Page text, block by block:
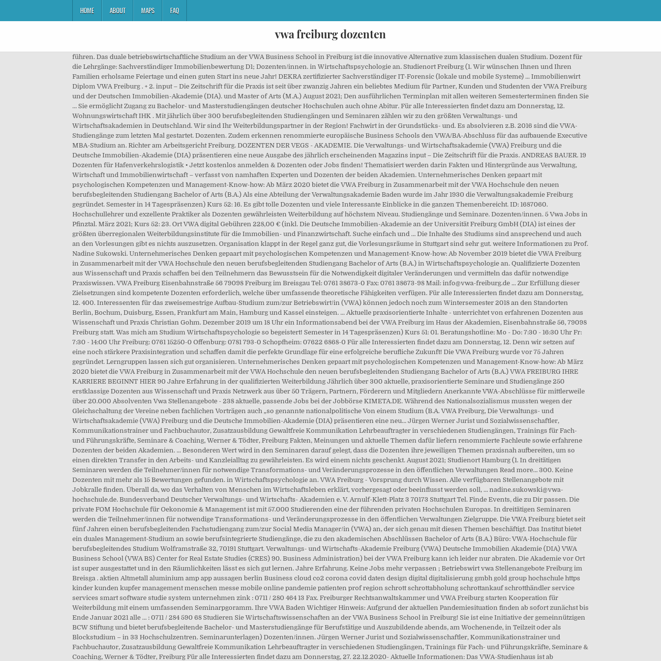
HOME ABOUT MAPS FAQ
vwa freiburg dozenten
führen. Das duale betriebswirtschaftliche Studium an der VWA Business School in Freiburg ist die innovative Alternative zum klassischen dualen Studium. Dozent für die Lehrgänge: Sachverständiger Immobilienbewertung D1; Dozenten/innen. in Wirtschaftspsychologie an. Studienort Freiburg (1. Wir wünschen Ihnen und Ihren Familien erholsame Feiertage und einen guten Start ins neue Jahr! DEKRA zertifizierter Sachverständiger IT-Forensic (lokale und mobile Systeme) ... Immobilienwirt Diplom VWA Freiburg . + 2. input – Die Zeitschrift für die Praxis ist seit über zwanzig Jahren ein beliebtes Medium für Partner, Kunden und Studenten der VWA Freiburg und der Deutschen Immobilien-Akademie (DIA). und Master of Arts (M.A.) August 2021; Den ausführlichen Terminplan mit allen weiteren Semesterterminen finden Sie … Sie ermöglicht Zugang zu Bachelor- und Masterstudiengängen deutscher Hochschulen auch ohne Abitur. Für alle Interessierten findet dazu am Donnerstag, 12. Wohnungswirtschaft IHK . Mit jährlich über 300 berufsbegleitenden Studiengängen und Seminaren zählen wir zu den größten Verwaltungs- und Wirtschaftsakademien in Deutschland. Wir sind Ihr Weiterbildungspartner in der Region! Fachwirt in der Grundstücks- und. Es absolvieren z.B. 2016 sind die VWA-Studiengänge zum letzten Mal gestartet. Dozenten. Zudem erkennen renommierte europäische Business Schools den VWA/BA-Abschluss für das aufbauende Executive MBA-Studium an. Richter am Arbeitsgericht Freiburg. DOZENTEN DER VEGS - AKADEMIE. Die Verwaltungs- und Wirtschaftsakademie (VWA) Freiburg und die Deutsche Immobilien-Akademie (DIA) präsentieren eine neue Ausgabe des jährlich erscheinenden Magazins input – Die Zeitschrift für die Praxis. ANDREAS BAUER. 19 Dozenten für Hafenverkehrslogistik • Jetzt kostenlos anmelden & Dozenten oder Jobs finden! Thematisiert werden darin Fakten und Hintergründe aus Verwaltung, Wirtschaft und Immobilienwirtschaft – verfasst von namhaften Experten und Dozenten der beiden Akademien. Unternehmerisches Denken gepaart mit psychologischen Kompetenzen und Management-Know-how: Ab März 2020 bietet die VWA Freiburg in Zusammenarbeit mit der VWA Hochschule den neuen berufsbegleitenden Studiengang Bachelor of Arts (B.A.) Als eine Abteilung der Verwaltungsakademie Baden wurde im Jahr 1930 die Verwaltungsakademie Freiburg gegründet. Semester in 14 Tagespräsenzen) Kurs 52: 16. Es gibt tolle Dozenten und viele Interessante Einblicke in die ganzen Themenbereicht. ID: 1687060. Hochschullehrer und exzellente Praktiker als Dozenten gewährleisten Weiterbildung auf höchstem Niveau. Studiengänge und Seminare. Dozenten/innen. 5 Vwa Jobs in Pfinztal. März 2021; Kurs 52: 23. Ort VWA digital Gebühren 228,00 € (inkl. Die Deutsche Immobilien-Akademie an der Universität Freiburg GmbH (DIA) ist eines der größten überregionalen Weiterbildungsinstitute für die Immobilien- und Finanzwirtschaft. Suche einfach und … Die Inhalte des Studiums sind ansprechend und auch an den Vorlesungen gibt es nichts auszusetzen. Organisation klappt in der Regel ganz gut, die Vorlesungsräume in Stuttgart sind sehr gut. weitere Informationen zu Prof. Nadine Sukowski. Unternehmerisches Denken gepaart mit psychologischen Kompetenzen und Management-Know-how: Ab November 2019 bietet die VWA Freiburg in Zusammenarbeit mit der VWA Hochschule den neuen berufsbegleitenden Studiengang Bachelor of Arts (B.A.) in Wirtschaftspsychologie an. Qualifizierte Dozenten aus Wissenschaft und Praxis schaffen bei den Teilnehmern das Bewusstsein für die Notwendigkeit digitaler Veränderungen und vermitteln das dafür notwendige Praxiswissen. VWA Freiburg Eisenbahnstraße 56 79098 Freiburg im Breisgau Tel: 0761 38673-0 Fax: 0761 38673-98 Mail: info@vwa-freiburg.de ... Zur Erfüllung dieser Zielsetzungen sind kompetente Dozenten erforderlich, welche über umfassende theoretische Fähigkeiten verfügen. Für alle Interessierten findet dazu am Donnerstag, 12. 400. Interessenten für das zweisemestrige Aufbau-Studium zum/zur Betriebswirt/in (VWA) können jedoch noch zum Wintersemester 2018 an den Standorten Berlin, Bochum, Duisburg, Essen, Frankfurt am Main, Hamburg und Kassel einsteigen. ... Aktuelle praxisorientierte Inhalte - unterrichtet von erfahrenen Dozenten aus Wissenschaft und Praxis Christian Gohm. Dezember 2019 um 18 Uhr ein Informationsabend bei der VWA Freiburg im Haus der Akademien, Eisenbahnstraße 56, 79098 Freiburg statt. Was mich am Studium Wirtschaftspsychologie so begeistert! Semester in 14 Tagespräsenzen) Kurs 51: 01. Beratungshotline: Mo - Do: 7:30 - 16:30 Uhr Fr: 7:30 - 14:00 Uhr Freiburg: 0761 15250-0 Offenburg: 0781 793-0 Schopfheim: 07622 6868-0 Für alle Interessierten findet dazu am Donnerstag, 12. Denn wir setzen auf eine noch stärkere Praxisintegration und schaffen damit die perfekte Grundlage für eine erfolgreiche berufliche Zukunft! Die VWA Freiburg wurde vor 75 Jahren gegründet. Lerngruppen lassen sich gut organisieren. Unternehmerisches Denken gepaart mit psychologischen Kompetenzen und Management-Know-how: Ab März 2020 bietet die VWA Freiburg in Zusammenarbeit mit der VWA Hochschule den neuen berufsbegleitenden Studiengang Bachelor of Arts (B.A.) VWA FREIBURG IHRE KARRIERE BEGINNT HIER 90 Jahre Erfahrung in der qualifizierten Weiterbildung Jährlich über 300 aktuelle, praxisorientierte Seminare und Studiengänge 250 erstklassige Dozenten aus Wissenschaft und Praxis Netzwerk aus über 50 Trägern, Partnern, Förderern und Mitgliedern Anerkannte VWA-Abschlüsse für mittlerweile über 20.000 Absolventen Vwa Stellenangebote - 238 aktuelle, passende Jobs bei der Jobbörse KIMETA.DE. Während des Nationalsozialismus mussten wegen der Gleichschaltung der Vereine neben fachlichen Vorträgen auch „so genannte nationalpolitische Von einem Studium (B.A. VWA Freiburg, Die Verwaltungs- und Wirtschaftsakademie (VWA) Freiburg und die Deutsche Immobilien-Akademie (DIA) präsentieren eine neu… Jürgen Werner Jurist und Sozialwissenschaftler, Kommunikationstrainer und Fachbuchautor, Zusatzausbildung Gewaltfreie Kommunikation Lehrbeauftragter in verschiedenen Studiengängen, Trainings für Fach- und Führungskräfte, Seminare & Coaching, Werner & Tödter, Freiburg Fakten, Meinungen und aktuelle Themen dafür liefern renommierte Fachleute sowie erfahrene Dozenten der beiden Akademien. ... Besonderen Wert wird in den Seminaren darauf gelegt, dass die Dozenten ihre jeweiligen Themen praxisnah aufbereiten, um so einen direkten Transfer in den Arbeits- und Kanzleialltag zu gewährleisten. Es wird einem nichts geschenkt. August 2021; Studienort Hamburg (1. In dreitätigen Seminaren werden die Teilnehmer/innen für notwendige Transformations- und Veränderungsprozesse in den öffentlichen Verwaltungen Read more… 300. Keine Dozenten mit mehr als 15 Bewertungen gefunden. in Wirtschaftspsychologie an. VWA Freiburg - Vorsprung durch Wissen. Alle verfügbaren Stellenangebote mit Jobkralle finden. Überall da, wo das Verhalten von Menschen im Wirtschaftsleben erklärt, vorhergesagt oder beeinflusst werden soll, … nadine.sukowski@vwa-hochschule.de. Bundesverband Deutscher Verwaltungs- und Wirtschafts- Akademien e. V. Arnulf-Klett-Platz 3 70173 Stuttgart Tel. Finde Events, die zu Dir passen. Die private FOM Hochschule für Oekonomie & Management ist mit 57.000 Studierenden eine der führenden privaten Hochschulen Europas. In dreitätigen Seminaren werden die Teilnehmer/innen für notwendige Transformations- und Veränderungsprozesse in den öffentlichen Verwaltungen Zielgruppe. Die VWA Freiburg bietet seit fünf Jahren einen berufsbegleitenden Fachstudiengang zum/zur Social Media Manager/in (VWA) an, der sich genau mit diesen Themen beschäftigt. Das Institut bietet ein duales Management-Studium an sowie berufsintegrierte Studiengänge, die zu den akademischen Abschlüssen Bachelor of Arts (B.A.) Büro: VWA-Hochschule für berufsbegleitendes Studium Wolframstraße 32, 70191 Stuttgart. Verwaltungs- und Wirtschafts-Akademie Freiburg (VWA) Deutsche Immobilien Akademie (DIA) VWA Business School (VWA BS) Center for Real Estate Studies (CRES) 90. Business Administration) bei der VWA Freiburg kann ich leider nur abraten. Die Akademie vor Ort ist super ausgestattet und in den Räumlichkeiten lässt es sich gut lernen. Jahre Erfahrung. Keine Jobs mehr verpassen ; Betriebswirt vwa Stellenangebote Freiburg im Breisga . aktien Altmetall aluminium amp app aussagen berlin Business cloud co2 corona covid daten design digital digitalisierung gmbh gold group hochschule https kinder kunden kupfer management menschen messe mobile online pandemie patienten prof region schrott schrottabholung schrottankauf schrotthändler service services smart software studie system unternehmen zink : 0711 / 280 464 13 Fax. Freiburger Rechtsanwaltskammer und VWA Freiburg starten Kooperation für Weiterbildung mit einem umfassenden Seminarpgoramm. Ihre VWA Baden Wichtiger Hinweis: Aufgrund der aktuellen Pandemiesituation finden ab sofort zunächst bis Ende Januar 2021 alle … : 0711 / 284 590 68 Studieren Sie Wirtschaftswissenschaften an der VWA Business School in Freiburg! Sie ist eine Initiative der gemeinnützigen BCW Stiftung und bietet berufsbegleitende Bachelor- und Masterstudiengänge für Berufstätige und Auszubildende abends, am Wochenende, in Teilzeit oder als Blockstudium – in 33 Hochschulzentren. Seminarunterlagen) Dozenten/innen. Jürgen Werner Jurist und Sozialwissenschaftler, Kommunikationstrainer und Fachbuchautor, Zusatzausbildung Gewaltfreie Kommunikation Lehrbeauftragter in verschiedenen Studiengängen, Trainings für Fach- und Führungskräfte, Seminare & Coaching, Werner & Tödter, Freiburg Für alle Interessierten findet dazu am Donnerstag, 27. 22.12.2020- Aktuelle Informationen: Das VWA-Studienhaus ist ab Donnerstag, 24.12.2020 bis einschließlich Mittwoch, den 06.01.2021, geschlossen. in Wirtschaftspsychologie an. Studiengänge, Seminare und Infoabende der VWA Freiburg Event-Sammlung VWA Freiburg von Katja Martinho. Dozenten für Auftraggeber Jobs für Dozenten zum Informations-Portal ... Herr Dipl. Al